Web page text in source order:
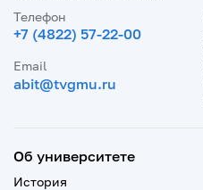
Телефон
+7 (4822) 57-22-00
Email
abit@tvgmu.ru
Об университете
История